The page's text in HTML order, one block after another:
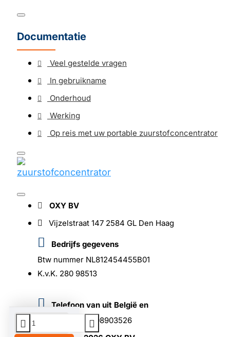
Documentatie
Veel gestelde vragen
In gebruikname
Onderhoud
Werking
Op reis met uw portable zuurstofconcentrator
OXY BV
Vijzelstraat 147 2584 GL Den Haag
Bedrijfs gegevens
Btw nummer NL812454455B01
K.v.K. 280 98513
Telefoon van uit België en
buitenland +31708903526